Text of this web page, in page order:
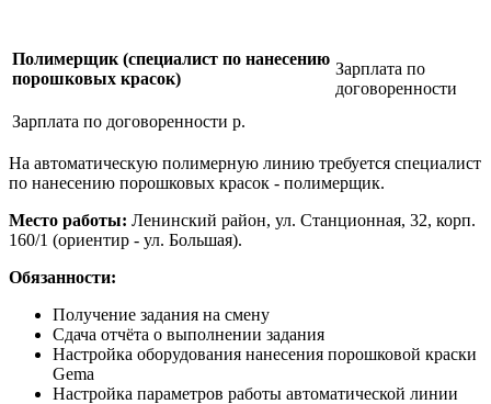
Полимерщик (специалист по нанесению
порошковых красок)
Зарплата по договоренности р.
Зарплата по
договоренности
На автоматическую полимерную линию требуется специалист
по нанесению порошковых красок - полимерщик.
Место работы: Ленинский район, ул. Станционная, 32, корп.
160/1 (ориентир - ул. Большая).
Обязанности:
Получение задания на смену
Сдача отчёта о выполнении задания
Настройка оборудования нанесения порошковой краски
Gema
Настройка параметров работы автоматической линии